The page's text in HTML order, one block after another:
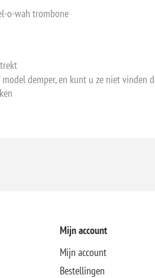
o-wah trombone
demper, en kunt u ze niet vinden
Mijn account
Mijn account
Bestellingen